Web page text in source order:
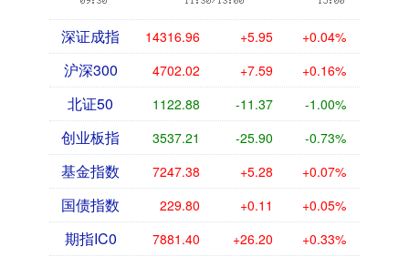
深证成指 14316.96 +5.95 +0.04%
沪深300 4702.02 +7.59 +0.16%
北证50 1122.88 -11.37 -1.00%
创业板指 3537.21 -25.90 -0.73%
基金指数 7247.38 +5.28 +0.07%
国债指数 229.80 +0.11 +0.05%
期指IC0 7881.40 +26.20 +0.33%